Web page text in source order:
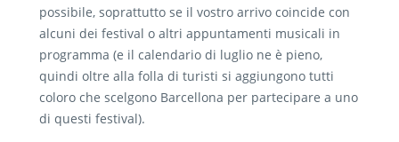
possibile, soprattutto se il vostro arrivo coincide con
alcuni dei festival o altri appuntamenti musicali in
programma (e il calendario di luglio ne è pieno,
quindi oltre alla folla di turisti si aggiungono tutti
coloro che scelgono Barcellona per partecipare a uno
di questi festival).